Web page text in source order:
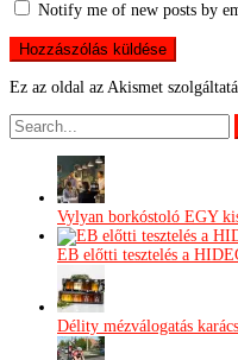
Notify me of new posts by
Ez az oldal az Akismet
Vylyan borkóstoló EGY
EB előtti tesztelés a
Délity mézválogatás